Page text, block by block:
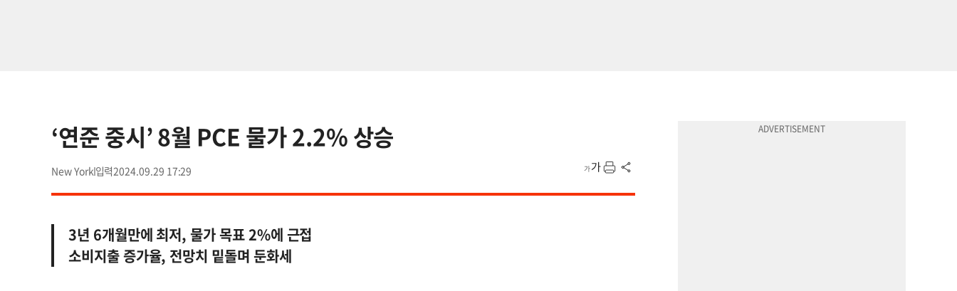
‘연준 중시’ 8월 PCE 물가 2.2% 상승
New York 2024.09.29 17:29
3년 6개월만에 최저, 물가 목표 2%에 근접
소비지출 증가율, 전망치 밑돌며 둔화세